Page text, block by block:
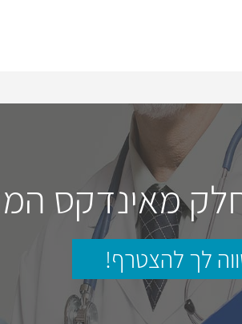
מאינדקס
לך להצטרף!